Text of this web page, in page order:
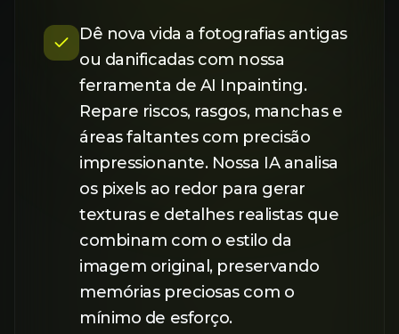
Dê nova vida a fotografias antigas
ou danificadas com nossa
ferramenta de AI Inpainting.
Repare riscos, rasgos, manchas e
áreas faltantes com precisão
impressionante. Nossa IA analisa
os pixels ao redor para gerar
texturas e detalhes realistas que
combinam com o estilo da
imagem original, preservando
memórias preciosas com o
mínimo de esforço.